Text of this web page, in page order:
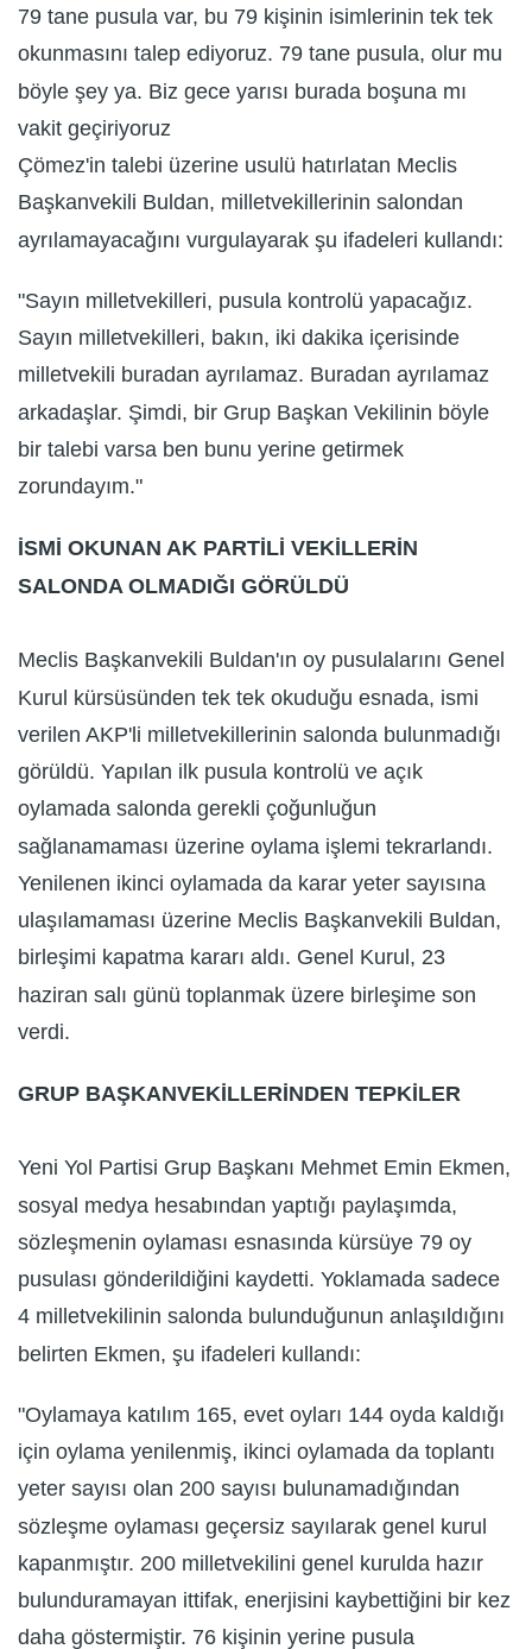
79 tane pusula var, bu 79 kişinin isimlerinin tek tek
okunmasını talep ediyoruz. 79 tane pusula, olur mu
böyle şey ya. Biz gece yarısı burada boşuna mı
vakit geçiriyoruz
Çömez'in talebi üzerine usulü hatırlatan Meclis
Başkanvekili Buldan, milletvekillerinin salondan
ayrılamayacağını vurgulayarak şu ifadeleri kullandı:
"Sayın milletvekilleri, pusula kontrolü yapacağız.
Sayın milletvekilleri, bakın, iki dakika içerisinde
milletvekili buradan ayrılamaz. Buradan ayrılamaz
arkadaşlar. Şimdi, bir Grup Başkan Vekilinin böyle
bir talebi varsa ben bunu yerine getirmek
zorundayım."
İSMİ OKUNAN AK PARTİLİ VEKİLLERİN
SALONDA OLMADIĞI GÖRÜLDÜ
Meclis Başkanvekili Buldan'ın oy pusulalarını Genel
Kurul kürsüsünden tek tek okuduğu esnada, ismi
verilen AKP'li milletvekillerinin salonda bulunmadığı
görüldü. Yapılan ilk pusula kontrolü ve açık
oylamada salonda gerekli çoğunluğun
sağlanamaması üzerine oylama işlemi tekrarlandı.
Yenilenen ikinci oylamada da karar yeter sayısına
ulaşılamaması üzerine Meclis Başkanvekili Buldan,
birleşimi kapatma kararı aldı. Genel Kurul, 23
haziran salı günü toplanmak üzere birleşime son
verdi.
GRUP BAŞKANVEKİLLERİNDEN TEPKİLER
Yeni Yol Partisi Grup Başkanı Mehmet Emin Ekmen,
sosyal medya hesabından yaptığı paylaşımda,
sözleşmenin oylaması esnasında kürsüye 79 oy
pusulası gönderildiğini kaydetti. Yoklamada sadece
4 milletvekilinin salonda bulunduğunun anlaşıldığını
belirten Ekmen, şu ifadeleri kullandı:
"Oylamaya katılım 165, evet oyları 144 oyda kaldığı
için oylama yenilenmiş, ikinci oylamada da toplantı
yeter sayısı olan 200 sayısı bulunamadığından
sözleşme oylaması geçersiz sayılarak genel kurul
kapanmıştır. 200 milletvekilini genel kurulda hazır
bulunduramayan ittifak, enerjisini kaybettiğini bir kez
daha göstermiştir. 76 kişinin yerine pusula